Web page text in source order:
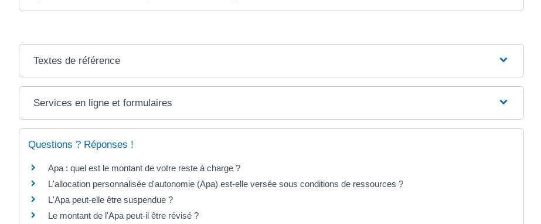
Textes de référence
Services en ligne et formulaires
Questions ? Réponses !
Apa : quel est le montant de votre reste à charge ?
L'allocation personnalisée d'autonomie (Apa) est-elle versée sous conditions de ressources ?
L'Apa peut-elle être suspendue ?
Le montant de l'Apa peut-il être révisé ?